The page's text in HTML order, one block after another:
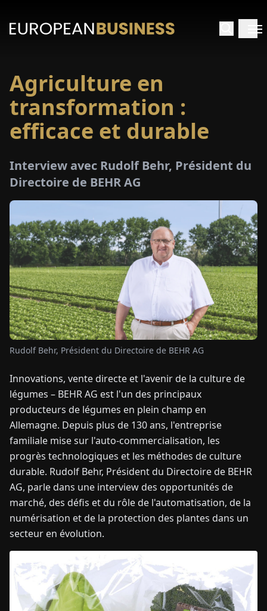
ENDEFRESIT NLPLHU
CONTACTEZ-
NOUS
Agriculture en
transformation :
efficace et durable
Interview avec Rudolf Behr, Président du
Directoire de BEHR AG
Rudolf Behr, Président du Directoire de BEHR AG
Innovations, vente directe et l'avenir de la culture de
légumes – BEHR AG est l'un des principaux
producteurs de légumes en plein champ en
Allemagne. Depuis plus de 130 ans, l'entreprise
familiale mise sur l'auto-commercialisation, les
progrès technologiques et les méthodes de culture
durable. Rudolf Behr, Président du Directoire de BEHR
AG, parle dans une interview des opportunités de
marché, des défis et du rôle de l'automatisation, de la
numérisation et de la protection des plantes dans un
secteur en évolution.